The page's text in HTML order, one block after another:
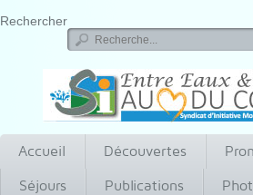
Rechercher
Accueil Découvertes
Séjours
Publications